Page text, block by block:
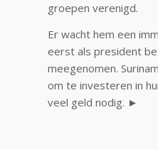
groepen verenigd.
Er wacht hem een
eerst als president
meegenomen.
om te investeren in
veel geld nodig. ►